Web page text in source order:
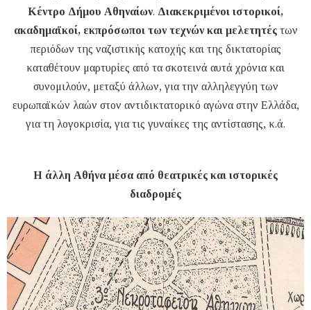
Κέντρο Δήμου Αθηναίων. Διακεκριμένοι ιστορικοί,
ακαδημαϊκοί, εκπρόσωποι των τεχνών και μελετητέςτων
περιόδων της ναζιστικής κατοχής και της δικτατορίας
καταθέτουν μαρτυρίες από τα σκοτεινά αυτά χρόνια και
συνομιλούν, μεταξύ άλλων, για την αλληλεγγύη των
ευρωπαϊκών λαών στον αντιδικτατορικό αγώνα στην Ελλάδα,
για τη λογοκρισία, για τις γυναίκες της αντίστασης, κ.ά.
Η άλλη Αθήνα μέσα από θεατρικές και ιστορικές
διαδρομές